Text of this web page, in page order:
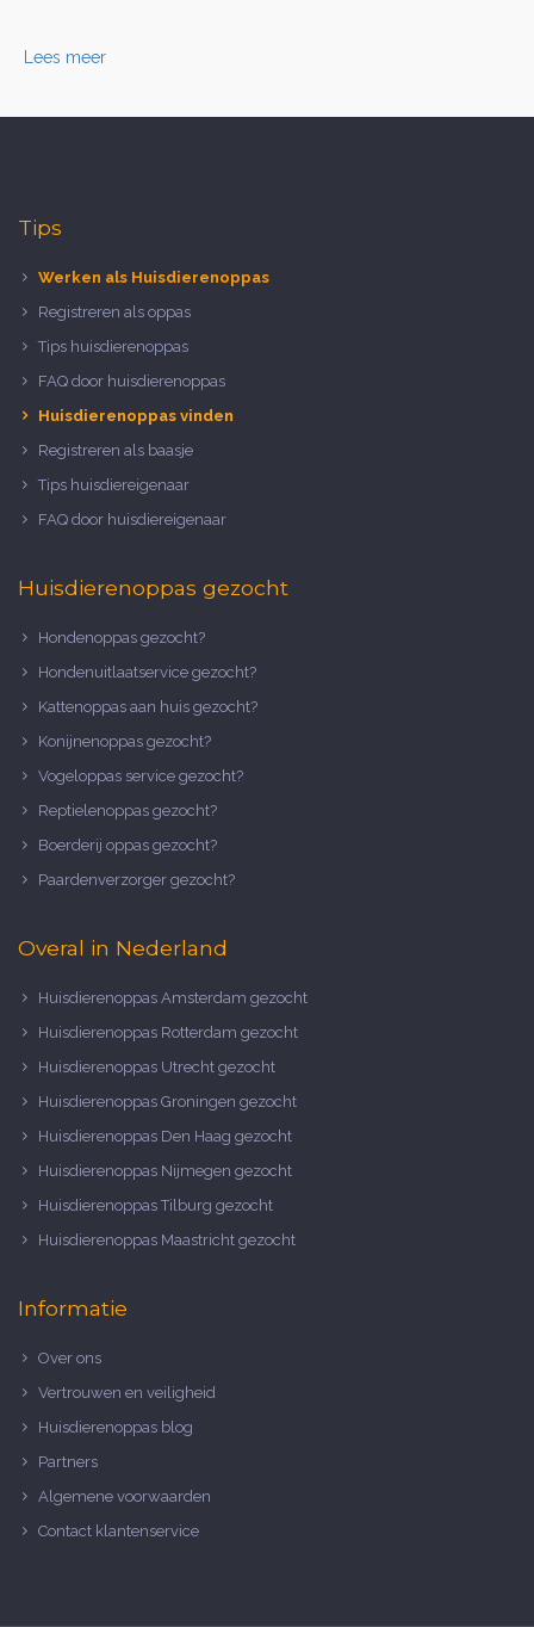
Lees meer
Tips
Werken als Huisdierenoppas
Registreren als oppas
Tips huisdierenoppas
FAQ door huisdierenoppas
Huisdierenoppas vinden
Registreren als baasje
Tips huisdiereigenaar
FAQ door huisdiereigenaar
Huisdierenoppas gezocht
Hondenoppas gezocht?
Hondenuitlaatservice gezocht?
Kattenoppas aan huis gezocht?
Konijnenoppas gezocht?
Vogeloppas service gezocht?
Reptielenoppas gezocht?
Boerderij oppas gezocht?
Paardenverzorger gezocht?
Overal in Nederland
Huisdierenoppas Amsterdam gezocht
Huisdierenoppas Rotterdam gezocht
Huisdierenoppas Utrecht gezocht
Huisdierenoppas Groningen gezocht
Huisdierenoppas Den Haag gezocht
Huisdierenoppas Nijmegen gezocht
Huisdierenoppas Tilburg gezocht
Huisdierenoppas Maastricht gezocht
Informatie
Over ons
Vertrouwen en veiligheid
Huisdierenoppas blog
Partners
Algemene voorwaarden
Contact klantenservice